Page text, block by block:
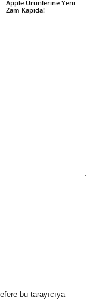
Apple Ürünlerine Yeni
Zam Kapıda!
bu tarayıcıya